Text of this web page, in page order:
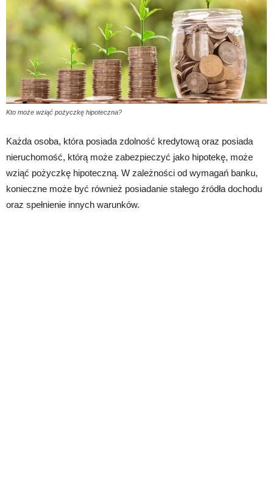
Kto może wziąć pożyczkę hipoteczna?
Każda osoba, która posiada zdolność kredytową oraz posiada
nieruchomość, którą może zabezpieczyć jako hipotekę, może
wziąć pożyczkę hipoteczną. W zależności od wymagań banku,
konieczne może być również posiadanie stałego źródła dochodu
oraz spełnienie innych warunków.